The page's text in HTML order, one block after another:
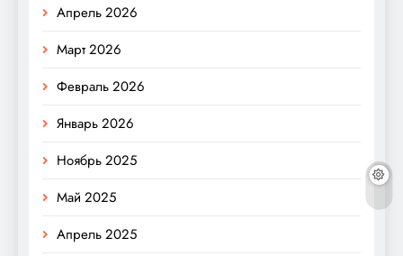
Апрель 2026
Март 2026
Февраль 2026
Январь 2026
Ноябрь 2025
Май 2025
Апрель 2025